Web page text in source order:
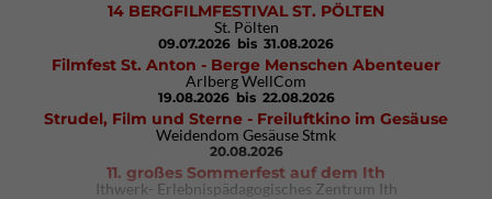
14 BERGFILMFESTIVAL ST. PÖLTEN
St. Pölten
09.07.2026 bis 31.08.2026
Filmfest St. Anton - Berge Menschen Abenteuer
Arlberg WellCom
19.08.2026 bis 22.08.2026
Strudel, Film und Sterne - Freiluftkino im Gesäuse
Weidendom Gesäuse Stmk
20.08.2026
11. großes Sommerfest auf dem Ith
Ithwerk- Erlebnispädagogisches Zentrum Ith